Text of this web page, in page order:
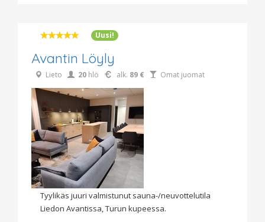
Uusi!
Avantin Löyly
Lieto 20 hlö alk. 89 € Omat juomat
Tyylikäs juuri valmistunut sauna-/neuvottelutila
Liedon Avantissa, Turun kupeessa.